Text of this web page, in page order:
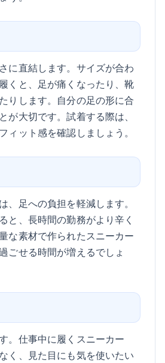
に直結します。サイズが合わ
くと、足が痛くなったり、靴
りします。自分の足の形に合
が大切です。試着する際は、
ィット感を確認しましょう。
、足への負担を軽減します。
と、長時間の勤務がより辛く
な素材で作られたスニーカー
ごせる時間が増えるでしょ
。仕事中に履くスニーカー
く、見た目にも気を使いたい